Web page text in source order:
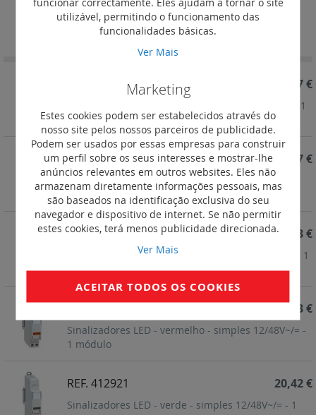
Ordenar por
Definir
REF. 412925
Sinalizadores LED - branco - simples 12/48 V~/= - 1
módulo
20,77 €
REF. 412924
Sinalizadores LED -azul - simples 12/48V~/= - 1
módulo
20,77 €
REF. 412923
Sinalizadores LED - amarelo - simples 12/48V~/= - 1
módulo
20,93 €
Sinalizadores LED - vermelho - simples 12/48V~/= -
1 módulo
20,93 €
REF. 412921
Sinalizadores LED - verde - simples 12/48V~/= - 1
20,42 €
utilizável, permitindo o funcionamento das
funcionalidades básicas.
Ver Mais
Marketing
Estes cookies podem ser estabelecidos através do
nosso site pelos nossos parceiros de publicidade.
Podem ser usados por essas empresas para construir
um perfil sobre os seus interesses e mostrar-lhe
anúncios relevantes em outros websites. Eles não
armazenam diretamente informações pessoais, mas
são baseados na identificação exclusiva do seu
navegador e dispositivo de internet. Se não permitir
estes cookies, terá menos publicidade direcionada.
Ver Mais
ACEITAR TODOS OS COOKIES